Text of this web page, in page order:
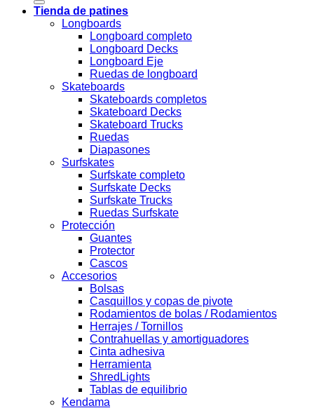
Tienda de patines
Longboards
Longboard completo
Longboard Decks
Longboard Eje
Ruedas de longboard
Skateboards
Skateboards completos
Skateboard Decks
Skateboard Trucks
Ruedas
Diapasones
Surfskates
Surfskate completo
Surfskate Decks
Surfskate Trucks
Ruedas Surfskate
Protección
Guantes
Protector
Cascos
Accesorios
Bolsas
Casquillos y copas de pivote
Rodamientos de bolas / Rodamientos
Herrajes / Tornillos
Contrahuellas y amortiguadores
Cinta adhesiva
Herramienta
ShredLights
Tablas de equilibrio
Kendama